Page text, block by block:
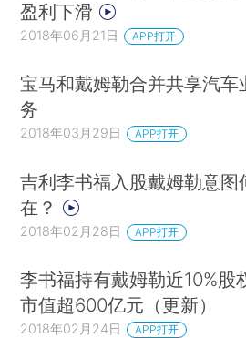
盈利下滑
2018年06月21日 APP打开
宝马和戴姆勒合并共享汽车
务
2018年03月29日 APP打开
吉利李书福入股戴姆勒意图
在？
2018年02月28日 APP打开
李书福持有戴姆勒近10%股
市值超600亿元（更新）
2018年02月24日 APP打开